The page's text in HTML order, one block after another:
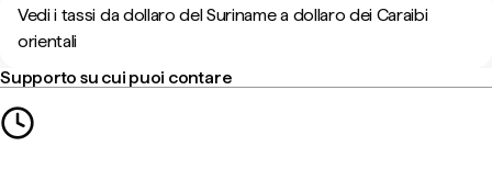
Vedi i tassi da dollaro del Suriname a dollaro dei Caraibi
orientali
Supporto su cui puoi contare